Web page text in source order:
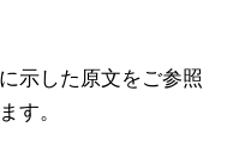
示した原文をご参照
す。